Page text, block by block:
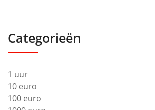
Categorieën
1 uur
10 euro
100 euro